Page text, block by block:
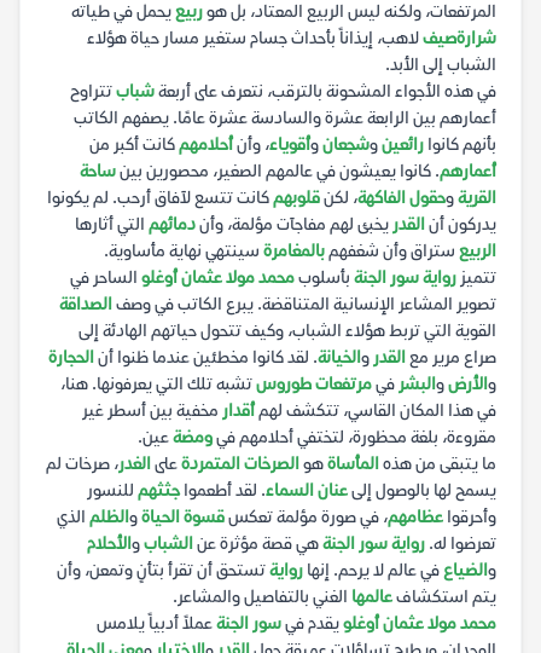
المرتفعات، ولكنه ليس الربيع المعتاد، بل هوربيعيحمل في طياته
شرارةصيفلاهب، إيذاناً بأحداث جسام ستغير مسار حياة هؤلاء
الشباب إلى الأبد.
في هذه الأجواء المشحونة بالترقب، نتعرف على أربعةشبابتتراوح
أعمارهم بين الرابعة عشرة والسادسة عشرة عامًا. يصفهم الكاتب
بأنهم كانوا رائعينوشجعانوأقوياء، وأنأحلامهمكانت أكبر من
أعمارهم. كانوا يعيشون في عالمهم الصغير، محصورين بينساحة
القريةوحقول الفاكهة، لكنقلوبهمكانت تتسع لآفاق أرحب. لم يكونوا
يدركون أنالقدر يخبئ لهم مفاجآت مؤلمة، وأندمائهم التي أثارها
الربيع ستراق وأن شغفهمبالمغامرة سينتهي نهاية مأساوية.
تتميز رواية سور الجنة بأسلوبمحمد مولا عثمان أوغلو الساحر في
تصوير المشاعر الإنسانية المتناقضة. يبرع الكاتب في وصفالصداقة
القوية التي تربط هؤلاء الشباب، وكيف تتحول حياتهم الهادئة إلى
صراع مرير معالقدر والخيانة. لقد كانوا مخطئين عندما ظنوا أنالحجارة
والأرضوالبشر فيمرتفعات طوروستشبه تلك التي يعرفونها. هنا،
في هذا المكان القاسي، تتكشف لهمأقدار مخفية بين أسطر غير
مقروءة، بلغة محظورة، لتختفي أحلامهم فيومضةعين.
ما يتبقى من هذهالمأساةهوالصرخات المتمردةعلىالغدر، صرخات لم
يسمح لها بالوصول إلىعنان السماء. لقد أطعمواجثثهم للنسور
وأحرقوا عظامهم، في صورة مؤلمة تعكسقسوة الحياةوالظلم الذي
تعرضوا له. رواية سور الجنةهي قصة مؤثرة عنالشبابوالأحلام
والضياعفي عالم لا يرحم. إنها روايةتستحق أن تقرأ بتأنٍ وتمعن، وأن
يتم استكشافعالمها الغني بالتفاصيل والمشاعر.
محمد مولا عثمان أوغلويقدم فيسور الجنةعملاً أدبياً يلامس